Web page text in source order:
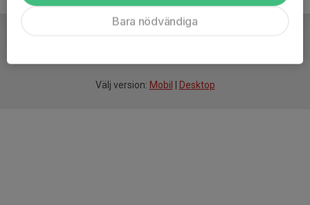
Välj version: Mobil Desktop
Bara nödvändiga